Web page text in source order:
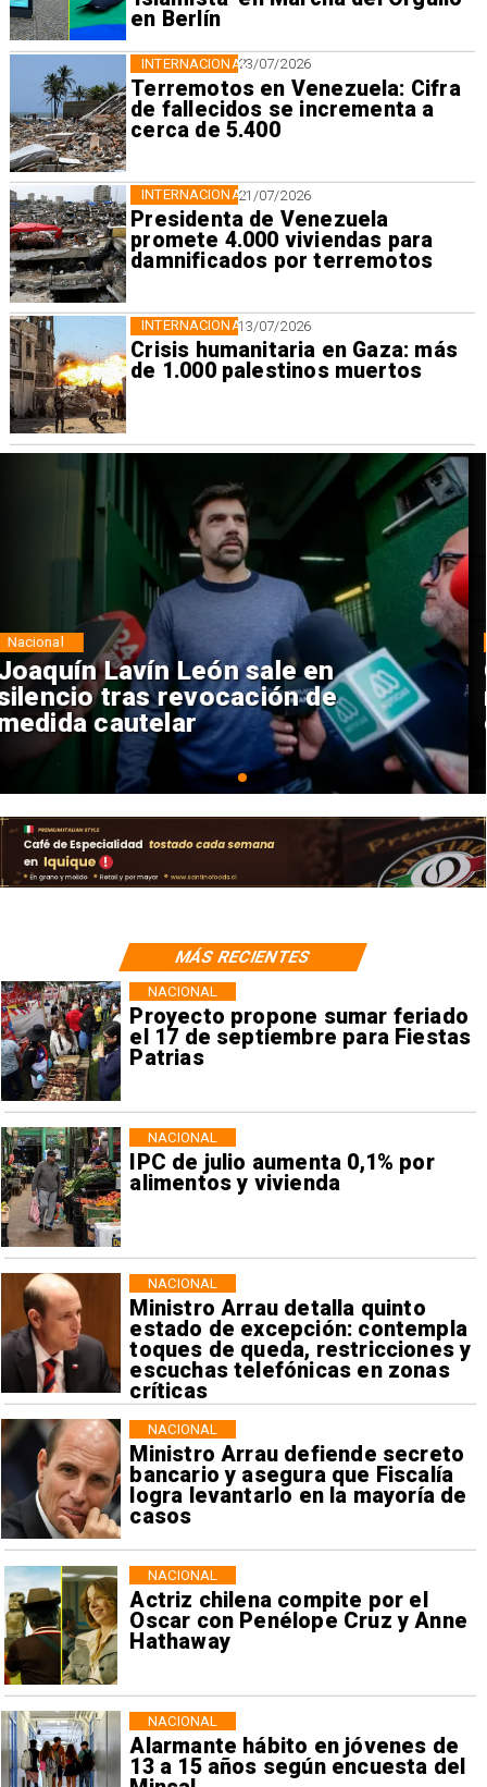
en Berlín
23/07/2026
Terremotos en Venezuela: Cifra
de fallecidos se incrementa a
cerca de 5.400
INTERNACIONAL
21/07/2026
Presidenta de Venezuela
promete 4.000 viviendas para
damnificados por terremotos
INTERNACIONAL
13/07/2026
Crisis humanitaria en Gaza: más
de 1.000 palestinos muertos
INTERNACIONAL
Chile y Venezuela formalizan
reinicio de relaciones
consulares
Nacional
Proyecto propone sumar feriado
el 17 de septiembre para Fiestas
Patrias
NACIONAL
IPC de julio aumenta 0,1% por
alimentos y vivienda
NACIONAL
Ministro Arrau detalla quinto
estado de excepción: contempla
toques de queda, restricciones y
escuchas telefónicas en zonas
críticas
NACIONAL
Ministro Arrau defiende secreto
bancario y asegura que Fiscalía
logra levantarlo en la mayoría de
casos
NACIONAL
Actriz chilena compite por el
Oscar con Penélope Cruz y Anne
Hathaway
NACIONAL
Alarmante hábito en jóvenes de
13 a 15 años según encuesta del
NACIONAL
MÁS RECIENTES